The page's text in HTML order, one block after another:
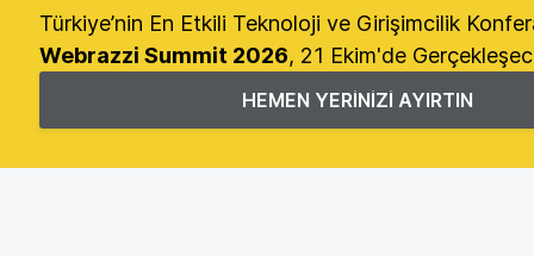
Yapay zeka çağında kazanan
meslekler: Hangi uzmanlıklara talep
arttı?